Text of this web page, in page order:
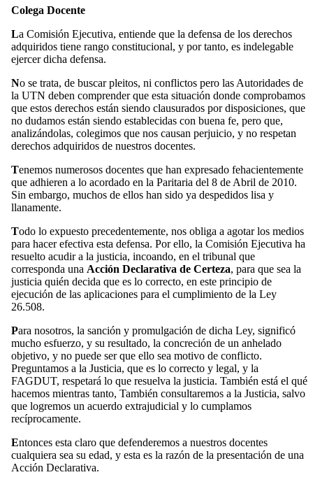
Colega Docente
La Comisión Ejecutiva, entiende que la defensa de los derechos
adquiridos tiene rango constitucional, y por tanto, es indelegable
ejercer dicha defensa.
No se trata, de buscar pleitos, ni conflictos pero las Autoridades de
la UTN deben comprender que esta situación donde comprobamos
que estos derechos están siendo clausurados por disposiciones, que
no dudamos están siendo establecidas con buena fe, pero que,
analizándolas, colegimos que nos causan perjuicio, y no respetan
derechos adquiridos de nuestros docentes.
Tenemos numerosos docentes que han expresado fehacientemente
que adhieren a lo acordado en la Paritaria del 8 de Abril de 2010.
Sin embargo, muchos de ellos han sido ya despedidos lisa y
llanamente.
Todo lo expuesto precedentemente, nos obliga a agotar los medios
para hacer efectiva esta defensa. Por ello, la Comisión Ejecutiva ha
resuelto acudir a la justicia, incoando, en el tribunal que
corresponda una Acción Declarativa de Certeza, para que sea la
justicia quién decida que es lo correcto, en este principio de
ejecución de las aplicaciones para el cumplimiento de la Ley
26.508.
Para nosotros, la sanción y promulgación de dicha Ley, significó
mucho esfuerzo, y su resultado, la concreción de un anhelado
objetivo, y no puede ser que ello sea motivo de conflicto.
Preguntamos a la Justicia, que es lo correcto y legal, y la
FAGDUT, respetará lo que resuelva la justicia. También está el qué
hacemos mientras tanto, También consultaremos a la Justicia, salvo
que logremos un acuerdo extrajudicial y lo cumplamos
recíprocamente.
Entonces esta claro que defenderemos a nuestros docentes
cualquiera sea su edad, y esta es la razón de la presentación de una
Acción Declarativa.